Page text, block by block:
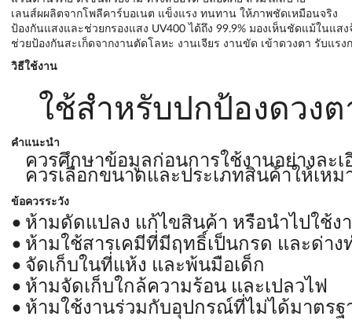
เลนส์ผผลิตจากโพลีคาร์บอเนต แข็งแรง ทนทาน ให้ภาพชัดเหมือนจริง
ป้องกันแสงและช่วยกรองแสง UV400 ได้ถึง 99.9% มองเห็นชัดแม้ในแสง
ช่วยป้องกันสะเก็ดจากงานตัดโลหะ งานเจียร งานขัด เข้าดวงตา รับแรง
วิธีใช้งาน
ใช้สำหรับปกป้องดวงต
คำแนะนำ
ควรศึกษาข้อมูลก่อนการใช้งานอย่างละเ
ควรเลือกขนาดและประเภทสินค้าให้เห
ข้อควรระวัง
ห้ามดัดแปลง แก้ไขสินค้า หรือนำไปใช้ง
ห้ามใช้สารเคมีที่มีฤทธิ์เป็นกรด และด่าง
จัดเก็บในที่แห้ง และพ้นมือเด็ก
ห้ามจัดเก็บใกล้ความร้อน และเปลวไฟ
ห้ามใช้งานร่วมกับอุปกรณ์ที่ไม่ได้มาตรฐ